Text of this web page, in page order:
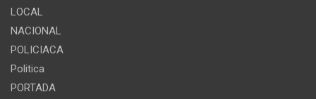
LOCAL
NACIONAL
POLICIACA
Politica
PORTADA